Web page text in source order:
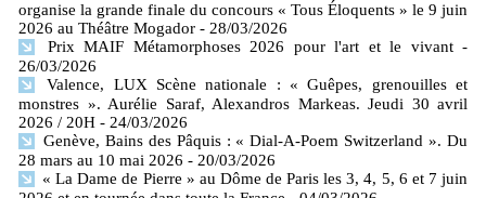
organise la grande finale du concours « Tous Éloquents » le 9 juin
2026 au Théâtre Mogador - 28/03/2026
Prix MAIF Métamorphoses 2026 pour l'art et le vivant -
26/03/2026
Valence, LUX Scène nationale : « Guêpes, grenouilles et
monstres ». Aurélie Saraf, Alexandros Markeas. Jeudi 30 avril
2026 / 20H - 24/03/2026
Genève, Bains des Pâquis : « Dial-A-Poem Switzerland ». Du
28 mars au 10 mai 2026 - 20/03/2026
« La Dame de Pierre » au Dôme de Paris les 3, 4, 5, 6 et 7 juin